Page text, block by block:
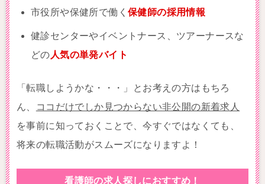
市役所や保健所で働く 保健師の採用情報
健診センターやイベントナース、ツアーナースな
どの 人気の単発バイト
「転職しようかな・・・」とお考えの方はもちろ
ん、
ココだけでしか見つからない非公開の新着求人
を事前に知っておくことで、今すぐではなくても、
将来の転職活動がスムーズになりますよ！
看護師の求人探しにおすすめ！